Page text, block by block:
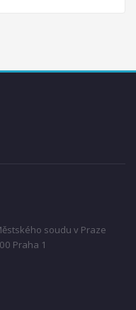
soudu v Praze
Praha 1